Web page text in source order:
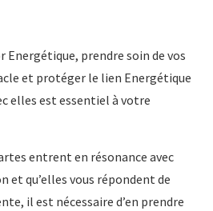
prendre soin de vos
et protéger le lien Energétique
elles est essentiel à votre
entrent en résonance avec
et qu’elles vous répondent de
il est nécessaire d’en prendre